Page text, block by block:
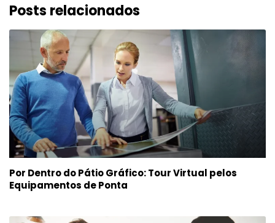
Posts relacionados
Por Dentro do Pátio Gráfico: Tour Virtual pelos
Equipamentos de Ponta